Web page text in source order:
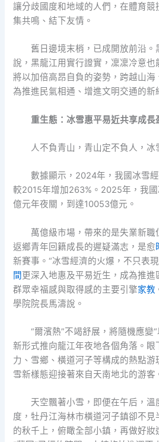
讓分歧國度和地域的人們，在體育競
集共鳴、結下友情。
舊日邊境末梢，已成開放前沿
說，黑龍江用實行證實，凜凜冷意也
將以加倍高昂自負的姿勢，跨越山海
為推進民氣相通、增進文明交通的新
重生態：冰雪惠平易近共享成長
人不負青山，青山定不負人，冰
數據顯示，2024年，我國冰雪
較2015年增加263%。2025年，我
億元年夜關，到達10053億元。
萬億級市場，帶來的是失業新
返鄉青年回籍成長的遲疑滿志，是愈
新賽事。“冰雪經濟的火爆，不只表
間更深入地惠及平易近生，成為推
群眾幸福感與取得感的主要引擎家教
學院院長馬濤說。
“爾濱熱”不竭舒展，將隨機應變
新形式推向龍江年夜地各個角落。眼
力、雪鄉、橫道河子等構成的熱點
雪新樣態迎接著來自天南地北的游客
天空飄著小雪，即便在午后，溫
度，牡丹江海林市橫道河子鎮卻不
的秋千上，俯瞰全部小鎮，再做好